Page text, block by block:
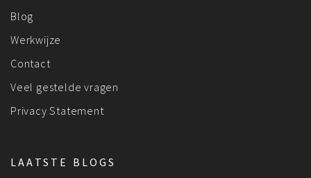
Blog
Werkwijze
Contact
Veel gestelde vragen
Privacy Statement
LAATSTE BLOGS